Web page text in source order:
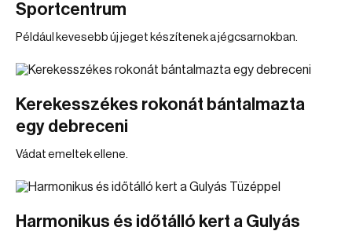
Sportcentrum
Például kevesebb új jeget készítenek a jégcsarnokban.
Kerekesszékes rokonát bántalmazta
egy debreceni
Vádat emeltek ellene.
Harmonikus és időtálló kert a Gulyás